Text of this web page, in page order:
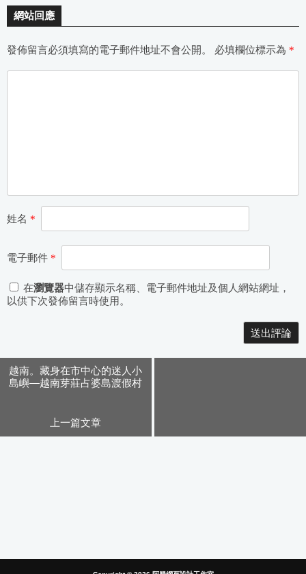
網站回應
發佈留言必須填寫的電子郵件地址不會公開。 必填欄位標示為 *
姓名 *
電子郵件 *
在瀏覽器中儲存顯示名稱、電子郵件地址及個人網站網址，
以供下次發佈留言時使用。
越南。藏身在市中心的迷人小
島嶼—越南芽莊占婆島渡假村
上一篇文章